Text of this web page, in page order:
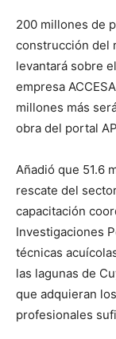
200 millones de
construcción del
levantará sobre
empresa
millones más
obra del portal
Añadió que 51.6
rescate del
capacitación
Investigaciones
técnicas
las lagunas de
que adquieran
profesionales